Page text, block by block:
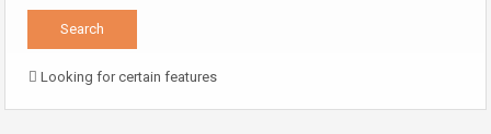
Looking for certain features